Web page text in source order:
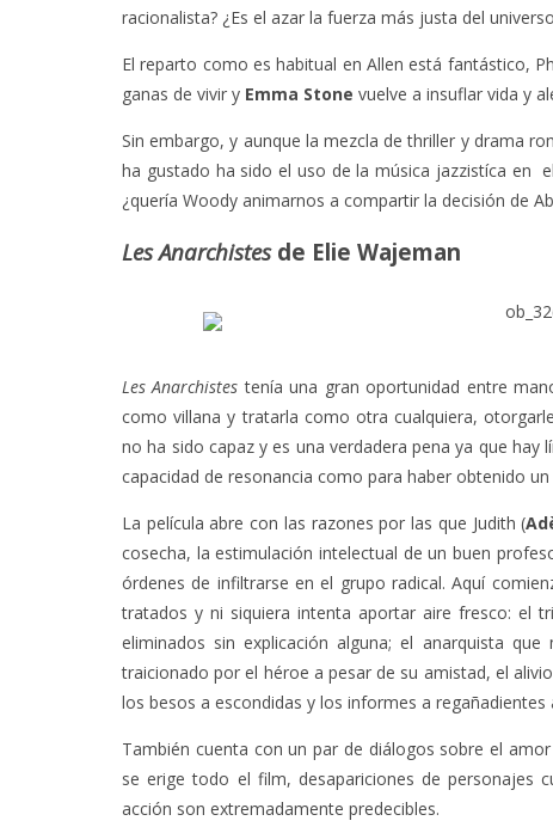
racionalista? ¿Es el azar la fuerza más justa del
El reparto como es habitual en Allen está fantástico,
ganas de vivir y Emma Stone vuelve a insuflar vida y
Sin embargo, y aunque la mezcla de thriller y drama
ha gustado ha sido el uso de la música jazzistíca en
¿quería Woody animarnos a compartir la decisión de
Les Anarchistesde Elie Wajeman
Les Anarchistes tenía una gran oportunidad entre
como villana y tratarla como otra cualquiera,
no ha sido capaz y es una verdadera pena ya que
capacidad de resonancia como para haber obtenido
La película abre con las razones por las que Judith (
cosecha, la estimulación intelectual de un buen
órdenes de infiltrarse en el grupo radical. Aquí
tratados y ni siquiera intenta aportar aire fresco: el
eliminados sin explicación alguna; el anarquista
traicionado por el héroe a pesar de su amistad, el
los besos a escondidas y los informes a regañadientes
También cuenta con un par de diálogos sobre el
se erige todo el film, desapariciones de personajes
acción son extremadamente predecibles.